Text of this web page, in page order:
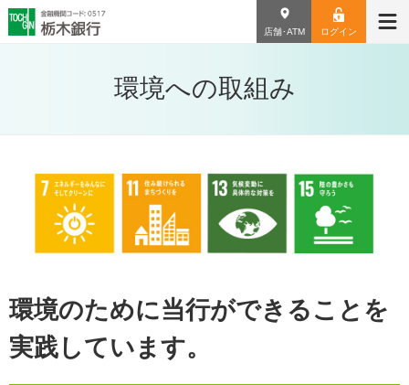
店舗･ATM ログイン
環境への取組み
環境のために当行ができることを
実践しています。